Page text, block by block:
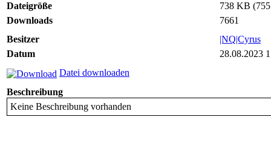
Dateigröße
738 KB
Downloads
7661
Besitzer
|NQ|Cyrus
Datum
28.08.2023
Datei downloaden
Beschreibung
Keine Beschreibung vorhanden